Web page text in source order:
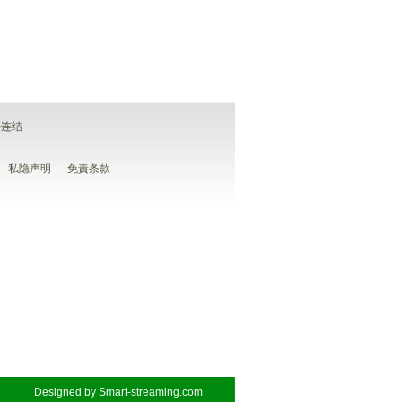
结
私隐声明 免責条款
Designed by Smart-streaming.com